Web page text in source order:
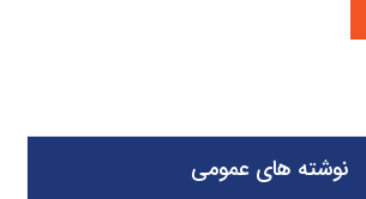
نوشته های عمومی